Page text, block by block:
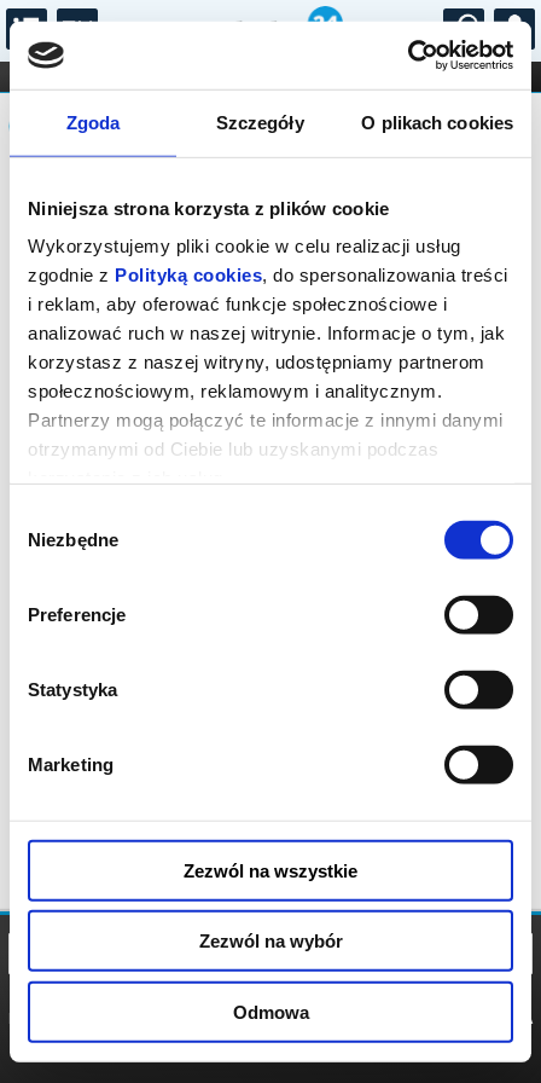
Zgoda Szczegóły O plikach cookies
Niniejsza strona korzysta z plików cookie
Wykorzystujemy pliki cookie w celu realizacji usług
zgodnie z Polityką cookies, do spersonalizowania treści
i reklam, aby oferować funkcje społecznościowe i
analizować ruch w naszej witrynie. Informacje o tym, jak
korzystasz z naszej witryny, udostępniamy partnerom
społecznościowym, reklamowym i analitycznym.
Partnerzy mogą połączyć te informacje z innymi danymi
otrzymanymi od Ciebie lub uzyskanymi podczas
zgody
Niezbędne
Preferencje
Statystyka
Marketing
Zezwól na wszystkie
Zezwól na wybór
Odmowa
...
FILHARMONIA OPERA I BALET
STAND-UP
DLA DZIECI
Komunikat
Bilety na wydarzenie zostały
wyprzedane. Prosimy sprawdzić
dostępność biletów na spektakle w
innych terminach.
POLITYKA
POLITYKA